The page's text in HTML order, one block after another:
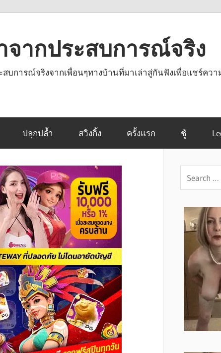
าจากประสบการณ์จริง
สบการณ์จริงจากเพื่อนๆทางบ้านที่มาเล่าสู่กันฟังเพื่อแชร์คว
ปลุกปล้ำ สวิงกิ้ง ครั้งแรก ชู้